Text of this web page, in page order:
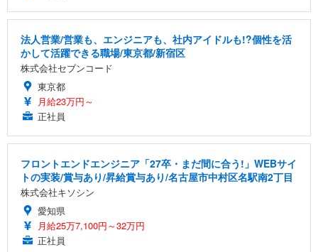
法人営業/営業も、エンジニアも、社内アイドルも!?個性を活
かして活躍できる職場/東京都/新宿区
株式会社セブンコード
東京都
月給23万円～
正社員
フロントエンドエンジニア「27卒・まだ間に合う!」WEBサイ
トの実装/賞与あり/昇給賞与あり/名古屋市中村区名駅南2丁目
株式会社キソシン
愛知県
月給25万7,100円～32万円
正社員